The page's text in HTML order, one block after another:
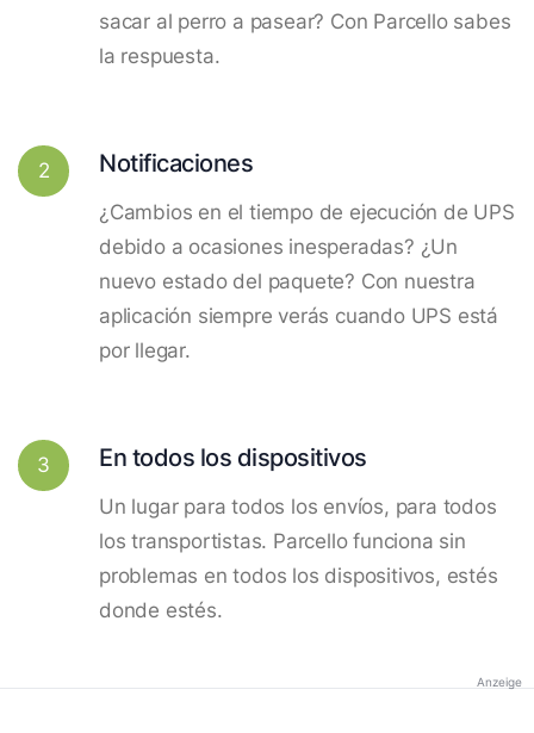
sacar al perro a pasear? Con Parcello sabes
la respuesta.
2 Notificaciones
¿Cambios en el tiempo de ejecución de UPS
debido a ocasiones inesperadas? ¿Un
nuevo estado del paquete? Con nuestra
aplicación siempre verás cuando UPS está
por llegar.
3 En todos los dispositivos
Un lugar para todos los envíos, para todos
los transportistas. Parcello funciona sin
problemas en todos los dispositivos, estés
donde estés.
Anzeige